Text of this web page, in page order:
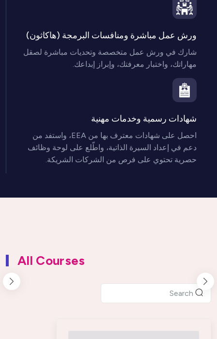
ورش عمل مباشرة ومنافسات البرمجة (هاكاثون)
شارك في ورش عمل متخصصة وتحديات مباشرة لصقل
مهاراتك، واختبار معرفتك، وإبراز إبداعك.
شهادات رسمية وخدمات مهنية
احصل على شهادات معترف بها من EEA، واستفد من
دعم في إعداد السيرة الذاتية، واطّلع على لوحة وظائف
حصرية تحتوي على فرص من الشركات الشريكة.
All Courses